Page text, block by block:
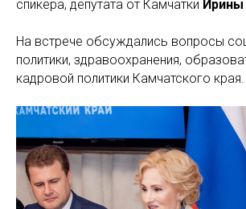
спикера, депутата от Камчатки Ирины
На встрече обсуждались вопросы
политики, здравоохранения,
кадровой политики Камчатского края.